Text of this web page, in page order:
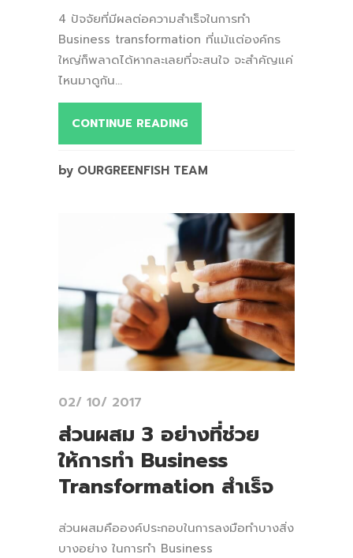
4 ปัจจัยที่มีผลต่อความสำเร็จในการทำ
Business transformation ที่แม้แต่องค์กร
ใหญ่ก็พลาดได้หากละเลยที่จะสนใจ จะสำคัญแค่
ไหนมาดูกัน...
CONTINUE READING
by OURGREENFISH TEAM
02/ 10/ 2017
ส่วนผสม 3 อย่างที่ช่วย
ให้การทำ Business
Transformation สำเร็จ
ส่วนผสมคือองค์ประกอบในการลงมือทำบางสิ่ง
บางอย่าง ในการทำ Business